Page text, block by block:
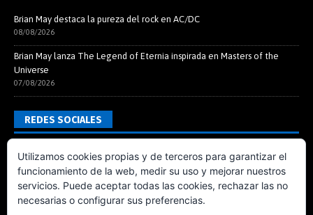
Brian May destaca la pureza del rock en AC/DC
08/08/2026
Brian May lanza The Legend of Eternia inspirada en Masters of the
Universe
07/08/2026
REDES SOCIALES
Utilizamos cookies propias y de terceros para garantizar el
funcionamiento de la web, medir su uso y mejorar nuestros
servicios. Puede aceptar todas las cookies, rechazar las no
necesarias o configurar sus preferencias.